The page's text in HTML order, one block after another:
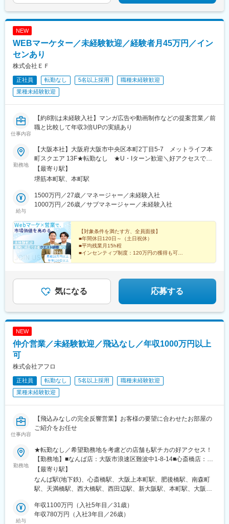
NEW
WEBマーケター／未経験歓迎／経験者月45万円／イン
センあり
株式会社ＥＦ
正社員 転勤なし 5名以上採用
職種未経験歓迎
業種未経験歓迎
仕事内容
【約8割は未経験入社】マンガ広告や動画制作などの提案営業／前
職と比較して年収3倍UPの実績あり
勤務地
【大阪本社】大阪府大阪市中央区本町2丁目5-7 メットライフ本
町スクエア 13F★転勤なし ★U・Iターン歓迎＼好アクセスで通
勤しやすい！／Osaka Metro 御堂筋線「本町駅」より徒歩5分各線
「堺筋本町駅」より徒歩5分
【最寄り駅】
堺筋本町駅、本町駅
給与
1500万円／27歳／マネージャー／未経験入社
1000万円／26歳／サブマネージャー／未経験入社
【対象条件を満たす方、全員面接】
■年間休日120日～（土日祝休）
■平均残業月15h程
■インセンティブ制度：120万円の獲得も可
の不安はよく分かっています◎
気になる 応募する
NEW
仲介営業／未経験歓迎／飛込なし／年収1000万円以上
可
株式会社アフロ
正社員 転勤なし 5名以上採用
職種未経験歓迎
業種未経験歓迎
仕事内容
【飛込みなしの完全反響営業】お客様の要望に合わせたお部屋の
ご紹介をお任せ
勤務地
★転勤なし／希望勤務地を考慮どの店舗も駅チカの好アクセス！
【勤務地】■なんば店：大阪市浪速区難波中1-8-14■心斎橋店：大
阪市中央区南船場3-4-24 アフロ心斎橋ビル■上本町店：大阪市天
王寺区東高津町12-16■肥後橋店：大阪市西区江戸堀1-10-1■南森
町店：大阪市北区天神橋2-4-15■天満橋店：大阪市中央区谷町1-4-
倍野区阪南町5-11-25■新大阪店：大阪市淀川区西中島7-6-12 新大
阪駅前和光ビル1F■アフロファミリーサロン：大阪市中央区南船
【最寄り駅】
なんば駅(地下鉄)、心斎橋駅、大阪上本町駅、肥後橋駅、南森町
駅、天満橋駅、西大橋駅、西田辺駅、新大阪駅、本町駅、大阪難
四丁目駅、四ツ橋駅、鶴ケ丘駅、西中島南方駅、堺筋本町駅、Ｊ
Ｒ難波駅、淀屋橋駅、扇町駅(大阪府)、西長堀駅、南田辺駅、南方
給与
年収1100万円（入社5年目／31歳）
年収780万円（入社3年目／26歳）